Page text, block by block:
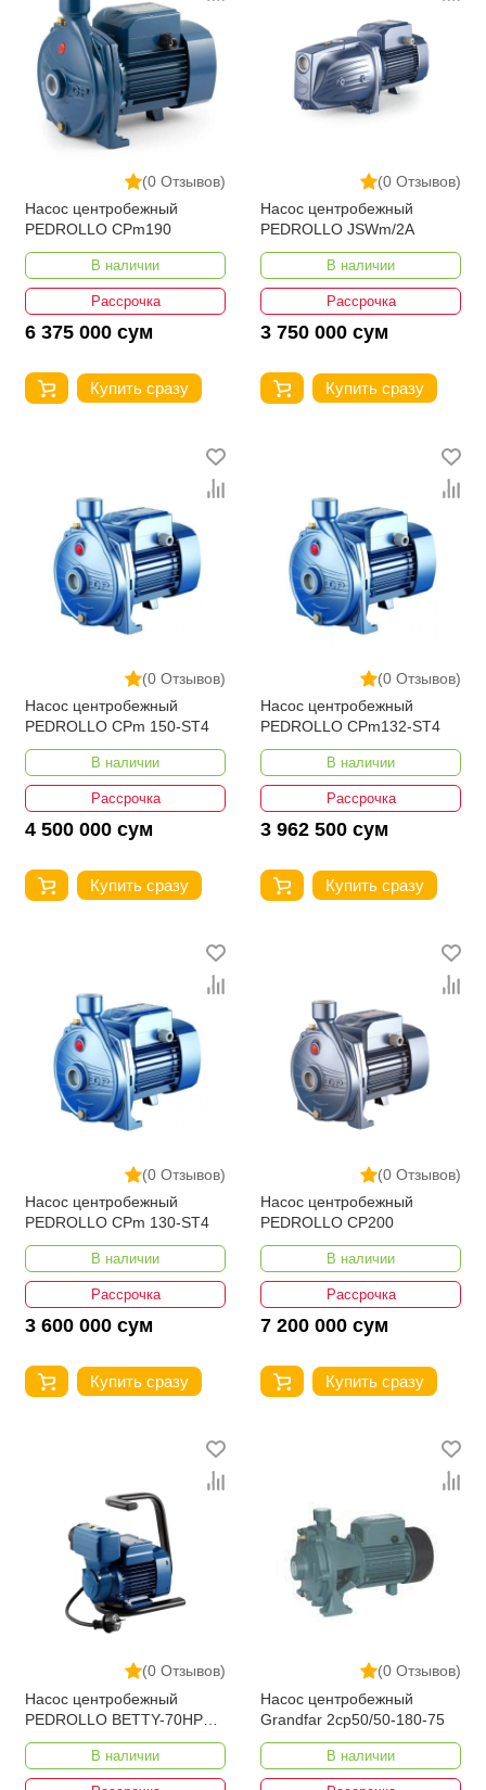
(0 Отзывов)
Насос центробежный
PEDROLLO CPm190
В наличии
Рассрочка
6 375 000 сум
Купить сразу
(0 Отзывов)
Насос центробежный
PEDROLLO JSWm/2A
В наличии
Рассрочка
3 750 000 сум
Купить сразу
(0 Отзывов)
Насос центробежный
PEDROLLO CPm 150-ST4
В наличии
Рассрочка
4 500 000 сум
Купить сразу
(0 Отзывов)
Насос центробежный
PEDROLLO CPm132-ST4
В наличии
Рассрочка
3 962 500 сум
Купить сразу
(0 Отзывов)
Насос центробежный
PEDROLLO CPm 130-ST4
В наличии
Рассрочка
3 600 000 сум
Купить сразу
(0 Отзывов)
Насос центробежный
PEDROLLO CP200
В наличии
Рассрочка
7 200 000 сум
Купить сразу
(0 Отзывов)
Насос центробежный
PEDROLLO BETTY-70HP
0.85 600W
В наличии
(0 Отзывов)
Насос центробежный
Grandfar 2cp50/50-180-75
В наличии